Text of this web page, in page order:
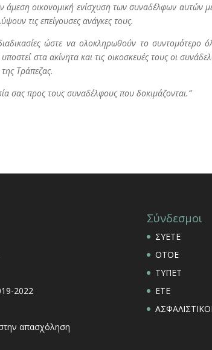
άμεση οικονομική ενίσχυση των συναδέλφων αυτών
τις επείγουσες ανάγκες τους.
ώστε να ολοκληρωθούν το συντομότερο
στα ακίνητα και τις οικοσκευές τους οι
Τράπεζας.
σας προς τους συναδέλφους που δοκιμάζονται.”
2022
στην απασχόληση
Σύνδεσμοι
ΣΥΕΤΕ
ΟΤΟΕ
ΤΥΠΕΤ
ΕΤΕ